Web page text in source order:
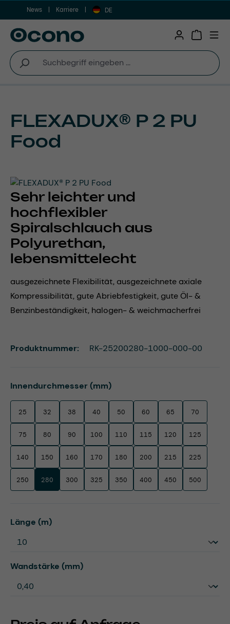
Zum Hauptinhalt springen
News Karriere DE
FLEXADUX® P 2 PU
Food
Sehr leichter und
hochflexibler
Spiralschlauch aus
Polyurethan,
lebensmittelecht
ausgezeichnete Flexibilität, ausgezeichnete axiale
Kompressibilität, gute Abriebfestigkeit, gute Öl- &
Benzinbeständigkeit, halogen- & weichmacherfrei
Innendurchmesser (mm)auswählen
25 32 38 40 50 60 65 70
75 80 90 100 110 115 120 125
140 150 160 170 180 200 215 225
250 280 300 325 350 400 450 500
Länge (m)auswählen
Wandstärke (mm)auswählen
Produktnummer: RK-25200280-1000-000-00